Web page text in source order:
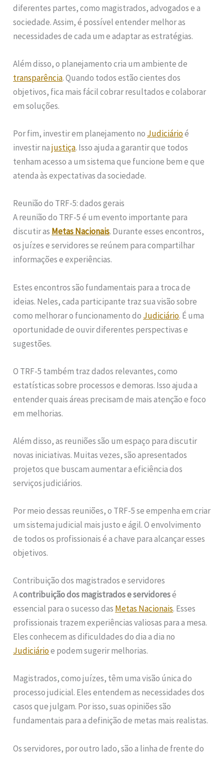
diferentes partes, como magistrados, advogados e a
sociedade. Assim, é possível entender melhor as
necessidades de cada um e adaptar as estratégias.
Além disso, o planejamento cria um ambiente de
transparência. Quando todos estão cientes dos
objetivos, fica mais fácil cobrar resultados e colaborar
em soluções.
Por fim, investir em planejamento no Judiciárioé
investir najustiça. Isso ajuda a garantir que todos
tenham acesso a um sistema que funcione bem e que
atenda às expectativas da sociedade.
Reunião do TRF-5: dados gerais
A reunião do TRF-5 é um evento importante para
discutir as Metas Nacionais. Durante esses encontros,
os juízes e servidores se reúnem para compartilhar
informações e experiências.
Estes encontros são fundamentais para a troca de
ideias. Neles, cada participante traz sua visão sobre
como melhorar o funcionamento do Judiciário. É uma
oportunidade de ouvir diferentes perspectivas e
sugestões.
O TRF-5 também traz dados relevantes, como
estatísticas sobre processos e demoras. Isso ajuda a
entender quais áreas precisam de mais atenção e foco
em melhorias.
Além disso, as reuniões são um espaço para discutir
novas iniciativas. Muitas vezes, são apresentados
projetos que buscam aumentar a eficiência dos
serviços judiciários.
Por meio dessas reuniões, o TRF-5 se empenha em criar
um sistema judicial mais justo e ágil. O envolvimento
de todos os profissionais é a chave para alcançar esses
objetivos.
Contribuição dos magistrados e servidores
Acontribuição dos magistrados e servidoresé
essencial para o sucesso das Metas Nacionais. Esses
profissionais trazem experiências valiosas para a mesa.
Eles conhecem as dificuldades do dia a dia no
Judiciárioe podem sugerir melhorias.
Magistrados, como juízes, têm uma visão única do
processo judicial. Eles entendem as necessidades dos
casos que julgam. Por isso, suas opiniões são
fundamentais para a definição de metas mais realistas.
Os servidores, por outro lado, são a linha de frente do